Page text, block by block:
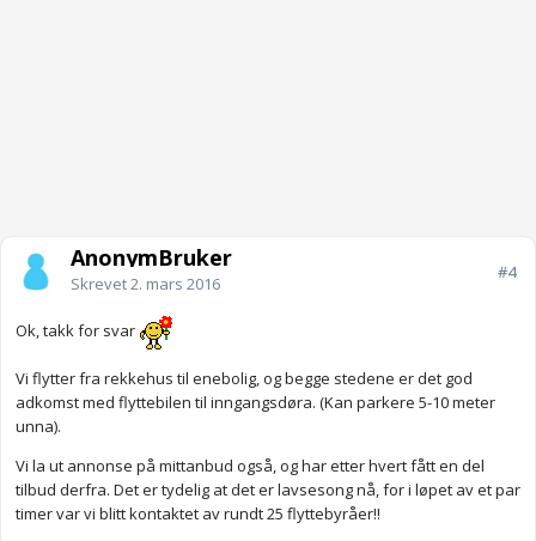
AnonymBruker
Skrevet2. mars 2016
#4
Ok, takk for svar
Vi flytter fra rekkehus til enebolig, og begge stedene er det god
adkomst med flyttebilen til inngangsdøra. (Kan parkere 5-10 meter
unna).
Vi la ut annonse på mittanbud også, og har etter hvert fått en del
tilbud derfra. Det er tydelig at det er lavsesong nå, for i løpet av et par
timer var vi blitt kontaktet av rundt 25 flyttebyråer!!